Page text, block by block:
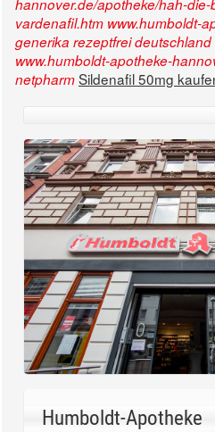
hannover.de/apotheke/hah-
vardenafil.htm www.humboldt-
generika rezeptfrei deutschland
www.humboldt-apotheke-
netpharmSildenafil 50mg
Humboldt-Apotheke